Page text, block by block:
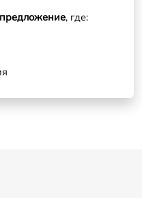
предложение, где: